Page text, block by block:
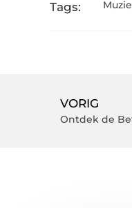
Tags:
VORIG